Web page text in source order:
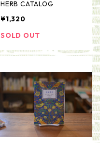
HERB CATALOG
¥1,320
SOLD OUT